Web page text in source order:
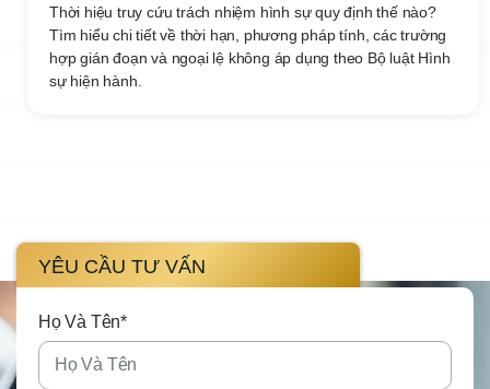
Thời hiệu truy cứu trách nhiệm hình sự quy định thế nào?
Tìm hiểu chi tiết về thời hạn, phương pháp tính, các trường
hợp gián đoạn và ngoại lệ không áp dụng theo Bộ luật Hình
sự hiện hành.
YÊU CẦU TƯ VẤN
Họ Và Tên*